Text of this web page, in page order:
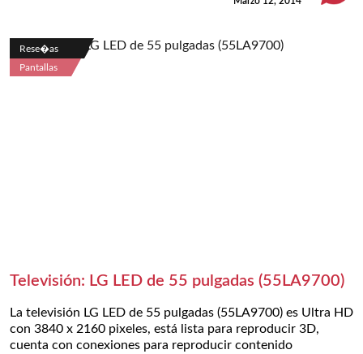
Rese�as
Pantallas
Televisión: LG LED de 55 pulgadas (55LA9700)
La televisión LG LED de 55 pulgadas (55LA9700) es Ultra HD
con 3840 x 2160 pixeles, está lista para reproducir 3D,
cuenta con conexiones para reproducir contenido